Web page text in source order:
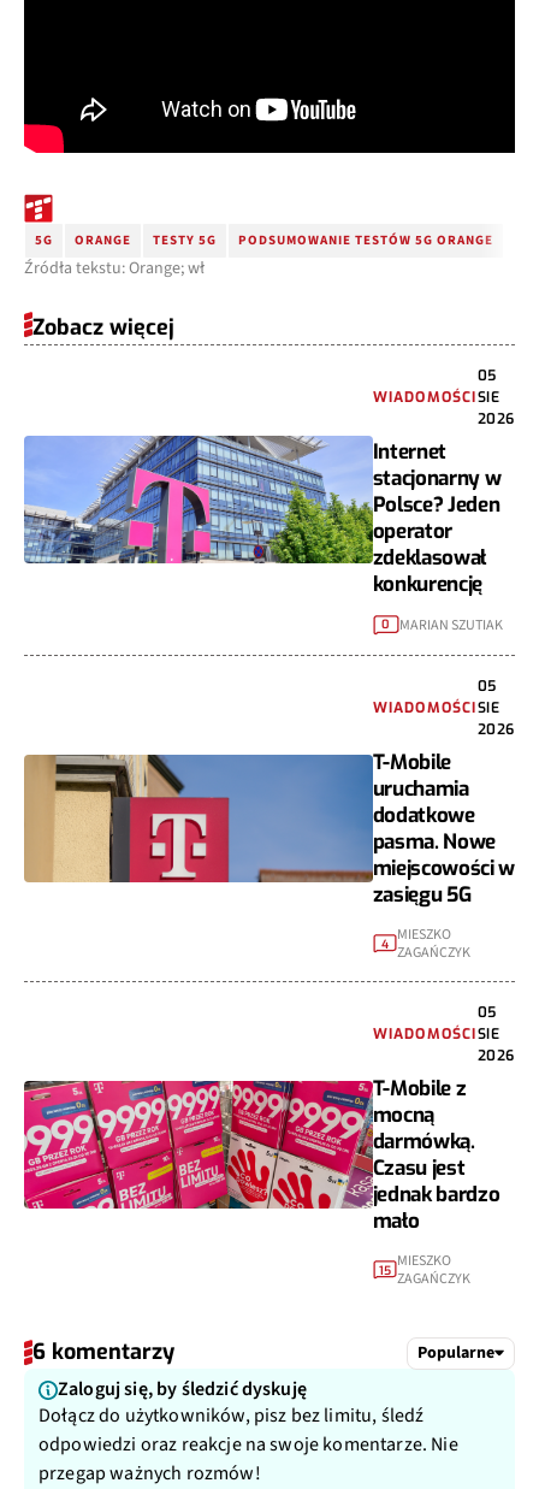
5G ORANGE TESTY 5G PODSUMOWANIE TESTÓW 5G ORANGE
Źródła tekstu: Orange; wł
Zobacz więcej
WIADOMOŚCI
05
SIE
2026
Internet
stacjonarny w
Polsce? Jeden
operator
zdeklasował
konkurencję
0 MARIAN SZUTIAK
WIADOMOŚCI
05
SIE
2026
T-Mobile
uruchamia
dodatkowe
pasma. Nowe
miejscowości w
zasięgu 5G
4 MIESZKO
ZAGAŃCZYK
WIADOMOŚCI
05
SIE
2026
T-Mobile z
mocną
darmówką.
Czasu jest
jednak bardzo
mało
15 MIESZKO
ZAGAŃCZYK
6 komentarzy Popularne
Zaloguj się, by śledzić dyskuję
Dołącz do użytkowników, pisz bez limitu, śledź
odpowiedzi oraz reakcje na swoje komentarze. Nie
przegap ważnych rozmów!